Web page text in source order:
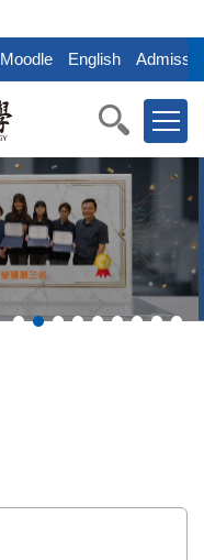
Moodle English